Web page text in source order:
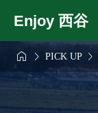
Enjoy 西谷
  PICK UP 